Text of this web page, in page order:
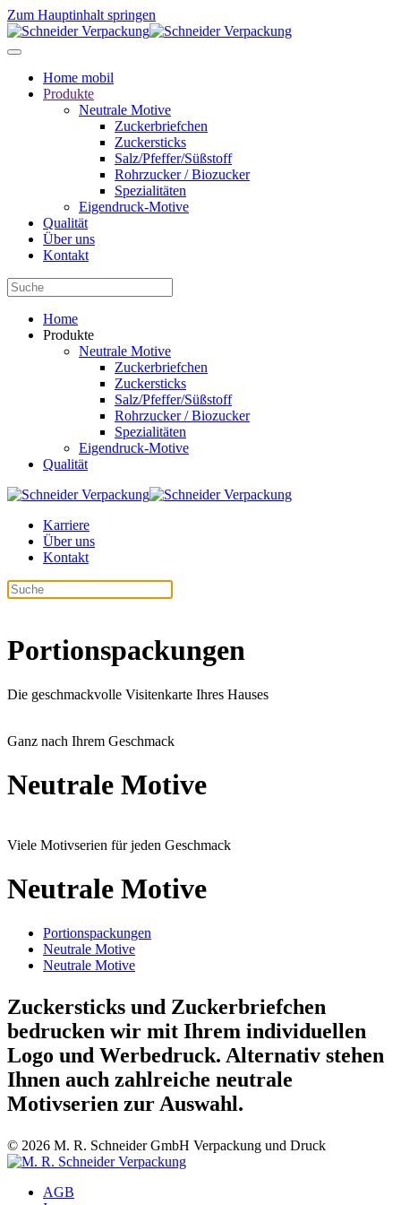
Zum Hauptinhalt springen
Home mobil
Produkte
Neutrale Motive
Zuckerbriefchen
Zuckersticks
Salz/Pfeffer/Süßstoff
Rohrzucker / Biozucker
Spezialitäten
Eigendruck-Motive
Qualität
Über uns
Kontakt
Home
Produkte
Neutrale Motive
Zuckerbriefchen
Zuckersticks
Salz/Pfeffer/Süßstoff
Rohrzucker / Biozucker
Spezialitäten
Eigendruck-Motive
Qualität
Karriere
Über uns
Kontakt
Portionspackungen
Die geschmackvolle Visitenkarte Ihres Hauses
Ganz nach Ihrem Geschmack
Neutrale Motive
Viele Motivserien für jeden Geschmack
Neutrale Motive
Portionspackungen
Neutrale Motive
Neutrale Motive
Zuckersticks und Zuckerbriefchen
bedrucken wir mit Ihrem individuellen
Logo und Werbedruck. Alternativ stehen
Ihnen auch zahlreiche neutrale
Motivserien zur Auswahl.
© 2026 M. R. Schneider GmbH Verpackung und Druck
AGB